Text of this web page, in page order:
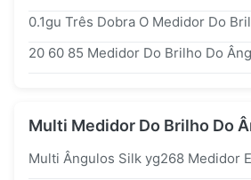
Multi Medidor Do Brilho Do